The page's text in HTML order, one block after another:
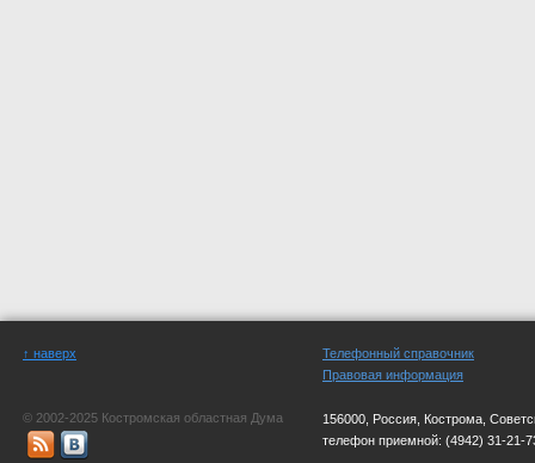
↑ наверх
© 2002-2025 Костромская областная Дума
Телефонный справочник
Правовая информация
156000, Россия, Кострома,
телефон приемной: (4942) 31-21-